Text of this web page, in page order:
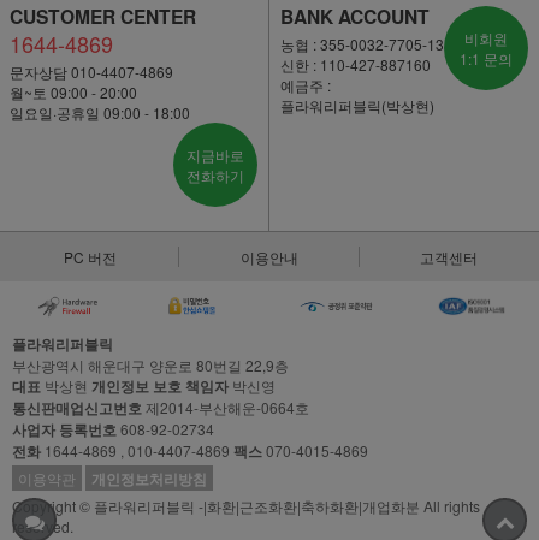
CUSTOMER CENTER
1644-4869
문자상담 010-4407-4869
월~토 09:00 - 20:00
일요일·공휴일 09:00 - 18:00
지금바로
전화하기
BANK ACCOUNT
농협 : 355-0032-7705-13
신한 : 110-427-887160
예금주 :
플라워리퍼블릭(박상현)
비회원
1:1 문의
PC 버전 이용안내 고객센터
플라워리퍼블릭
부산광역시 해운대구 양운로 80번길 22,9층
대표 박상현 개인정보 보호 책임자 박신영
통신판매업신고번호제2014-부산해운-0664호
사업자 등록번호608-92-02734
전화 1644-4869 , 010-4407-4869 팩스070-4015-4869
이용약관
개인정보처리방침
Copyright © 플라워리퍼블릭 -|화환|근조화환|축하화환|개업화분 All rights
reserved.